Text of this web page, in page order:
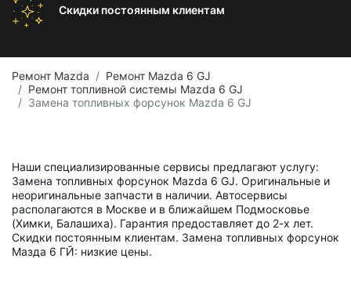
Скидки постоянным клиентам
Ремонт Mazda
Ремонт Mazda 6 GJ
Ремонт топливной системы Mazda 6 GJ
Замена топливных форсунок Mazda 6 GJ
Наши специализированные сервисы предлагают услугу:
Замена топливных форсунок Mazda 6 GJ. Оригинальные и
неоригинальные запчасти в наличии. Автосервисы
располагаются в Москве и в ближайшем Подмосковье
(Химки, Балашиха). Гарантия предоставляет до 2-х лет.
Скидки постоянным клиентам. Замена топливных форсунок
Мазда 6 ГЙ: низкие цены.